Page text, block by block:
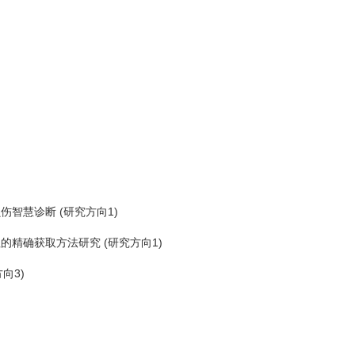
智慧诊断 (研究方向1)
精确获取方法研究 (研究方向1)
向3)